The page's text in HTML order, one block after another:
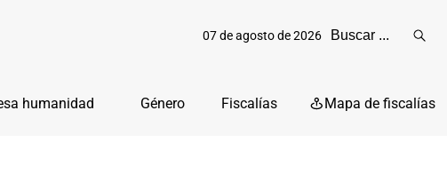
07 de agosto de 2026
humanidad Género Fiscalías Mapa de fiscalías